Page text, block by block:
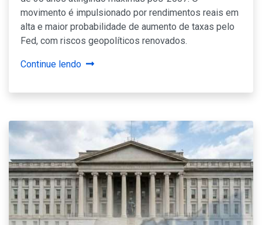
movimento é impulsionado por rendimentos reais em
alta e maior probabilidade de aumento de taxas pelo
Fed, com riscos geopolíticos renovados.
Continue lendo